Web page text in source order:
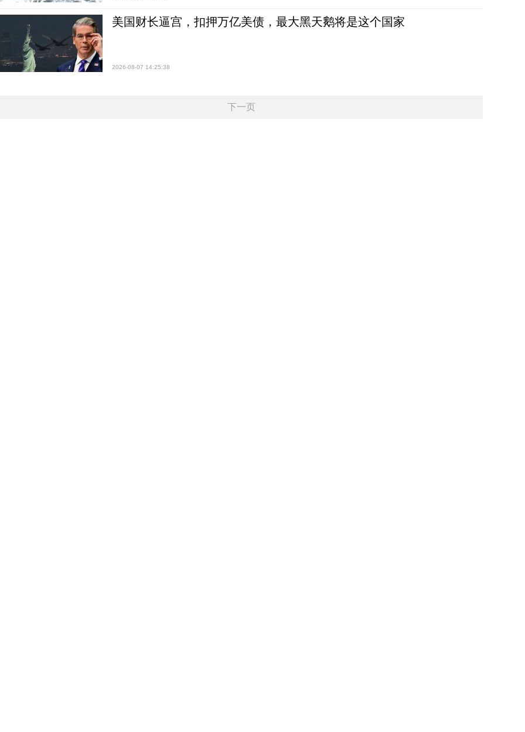
美国财长逼宫，扣押万亿美债，最大黑天鹅将是这个国家
2026-08-07 14:25:38
下一页